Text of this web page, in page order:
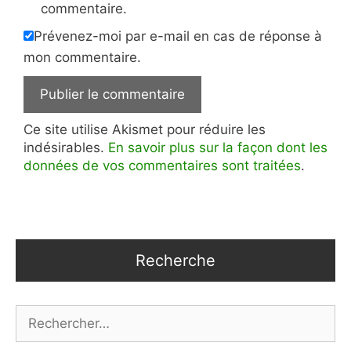
commentaire.
Prévenez-moi par e-mail en cas de réponse à
mon commentaire.
Ce site utilise Akismet pour réduire les
indésirables. En savoir plus sur la façon dont les
données de vos commentaires sont traitées.
Recherche